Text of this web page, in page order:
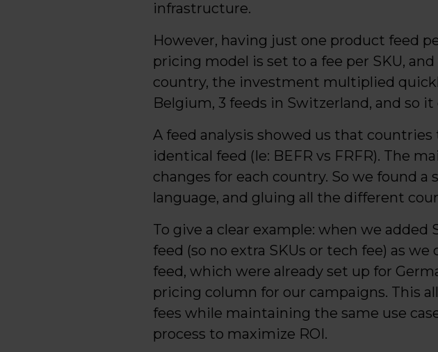
infrastructure.
However, having just one product feed
pricing model is set to a fee per SKU,
country, the investment multiplied
Belgium, 3 feeds in Switzerland, and so
A feed analysis showed us that
identical feed (Ie: BEFR vs FRFR). The
changes for each country. So we found
language, and gluing all the different
To give a clear example: when we
feed (so no extra SKUs or tech fee) as
feed, which were already set up for
pricing column for our campaigns. This
fees while maintaining the same use
process to maximize ROI.